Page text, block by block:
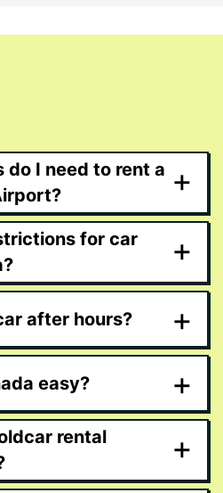
I need to rent a +
for car
+
after hours? +
easy? +
rental
+